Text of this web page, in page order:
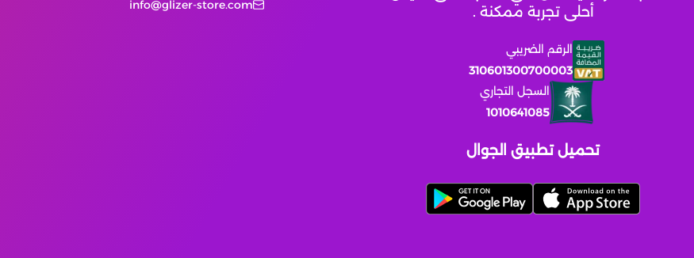
أحلى تجربة ممكنة .
الرقم الضريبي
310601300700003
السجل التجاري
1010641085
info@glizer-store.com
تحميل تطبيق الجوال